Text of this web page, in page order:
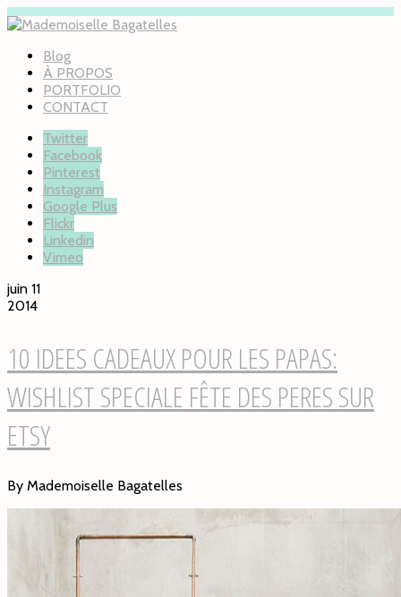
Blog
À PROPOS
PORTFOLIO
CONTACT
Twitter
Facebook
Pinterest
Instagram
Google Plus
Flickr
Linkedin
Vimeo
juin 11
2014
10 IDEES CADEAUX POUR LES PAPAS:
WISHLIST SPECIALE FÊTE DES PERES SUR
ETSY
By Mademoiselle Bagatelles